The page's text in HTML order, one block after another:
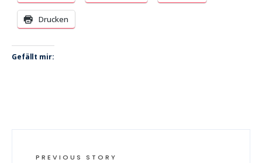
Drucken
Gefällt mir:
PREVIOUS STORY